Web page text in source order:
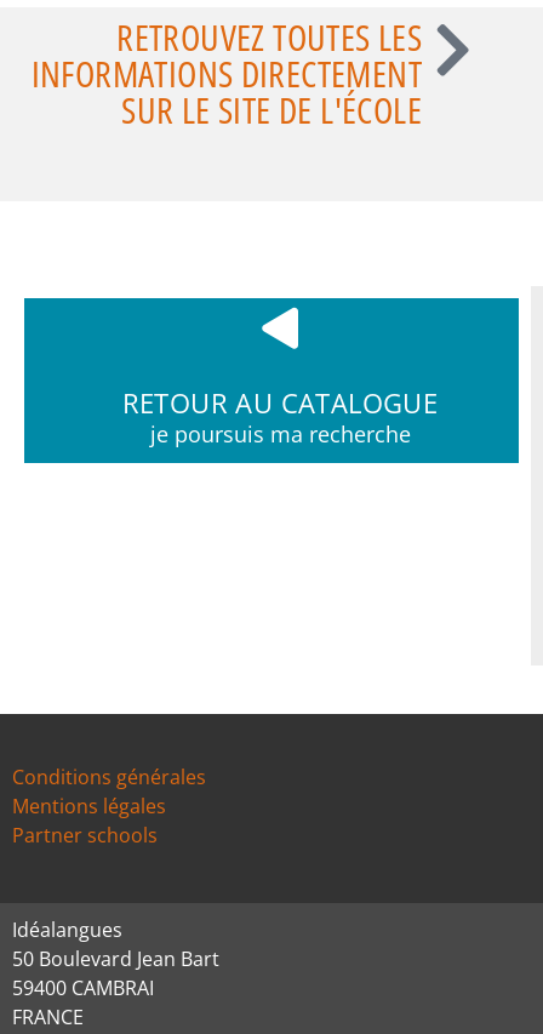
RETROUVEZ TOUTES LES
INFORMATIONS DIRECTEMENT
SUR LE SITE DE L'ÉCOLE
RETOUR AU CATALOGUE
je poursuis ma recherche
Conditions générales
Mentions légales
Partner schools
Idéalangues
50 Boulevard Jean Bart
59400 CAMBRAI
FRANCE